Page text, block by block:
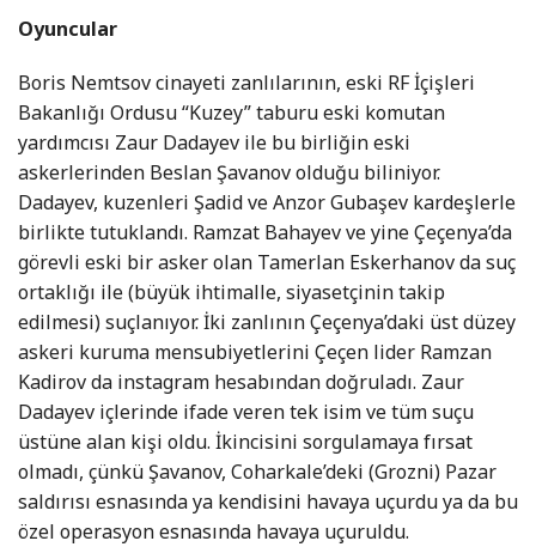
Oyuncular
Boris Nemtsov cinayeti zanlılarının, eski RF İçişleri
Bakanlığı Ordusu “Kuzey” taburu eski komutan
yardımcısı Zaur Dadayev ile bu birliğin eski
askerlerinden Beslan Şavanov olduğu biliniyor.
Dadayev, kuzenleri Şadid ve Anzor Gubaşev kardeşlerle
birlikte tutuklandı. Ramzat Bahayev ve yine Çeçenya’da
görevli eski bir asker olan Tamerlan Eskerhanov da suç
ortaklığı ile (büyük ihtimalle, siyasetçinin takip
edilmesi) suçlanıyor. İki zanlının Çeçenya’daki üst düzey
askeri kuruma mensubiyetlerini Çeçen lider Ramzan
Kadirov da instagram hesabından doğruladı. Zaur
Dadayev içlerinde ifade veren tek isim ve tüm suçu
üstüne alan kişi oldu. İkincisini sorgulamaya fırsat
olmadı, çünkü Şavanov, Coharkale’deki (Grozni) Pazar
saldırısı esnasında ya kendisini havaya uçurdu ya da bu
özel operasyon esnasında havaya uçuruldu.